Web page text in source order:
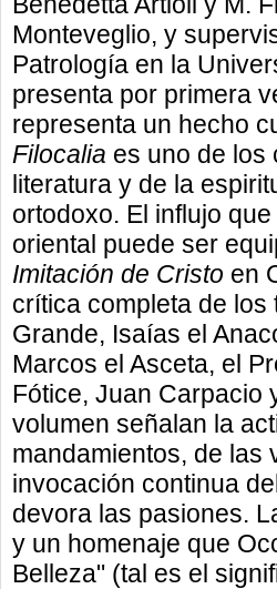
Monteveglio, y
Patrología en la
presenta por primera
representa un hecho
Filocalia es uno de los
literatura y de la
ortodoxo. El influjo
oriental puede ser
Imitación de Cristo en
crítica completa de los
Grande, Isaías el
Marcos el Asceta, el
Fótice, Juan Carpacio
volumen señalan la
mandamientos, de las
invocación continua
devora las pasiones.
y un homenaje que
Belleza" (tal es el